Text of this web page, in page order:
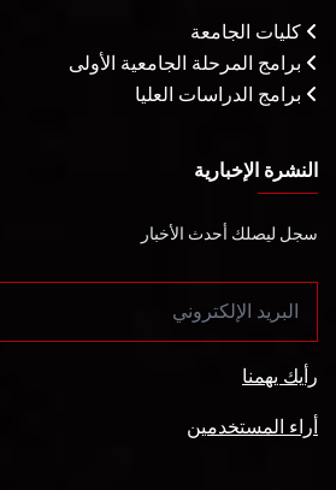
كليات الجامعة
برامج المرحلة الجامعية الأولى
برامج الدراسات العليا
النشرة الإخبارية
سجل ليصلك أحدث الأخبار
رأيك يهمنا
أراء المستخدمين